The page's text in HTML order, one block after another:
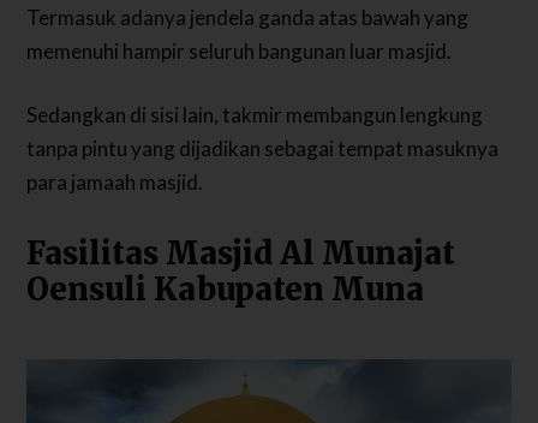
Termasuk adanya jendela ganda atas bawah yang
memenuhi hampir seluruh bangunan luar masjid.
Sedangkan di sisi lain, takmir membangun lengkung
tanpa pintu yang dijadikan sebagai tempat masuknya
para jamaah masjid.
Fasilitas Masjid Al Munajat
Oensuli Kabupaten Muna